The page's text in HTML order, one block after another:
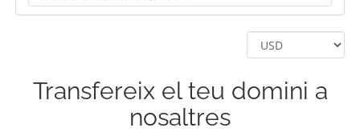
Transfereix el teu domini a
nosaltres